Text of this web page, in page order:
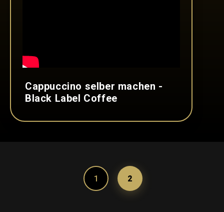
Cappuccino selber machen -
Black Label Coffee
1 2